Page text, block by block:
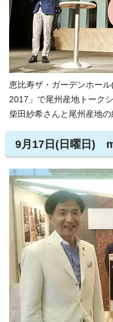
恵比寿ザ・ガーデンホー
2017」で尾州産地トーク
柴田紗希さんと尾州産地の
9月17日(日曜日)